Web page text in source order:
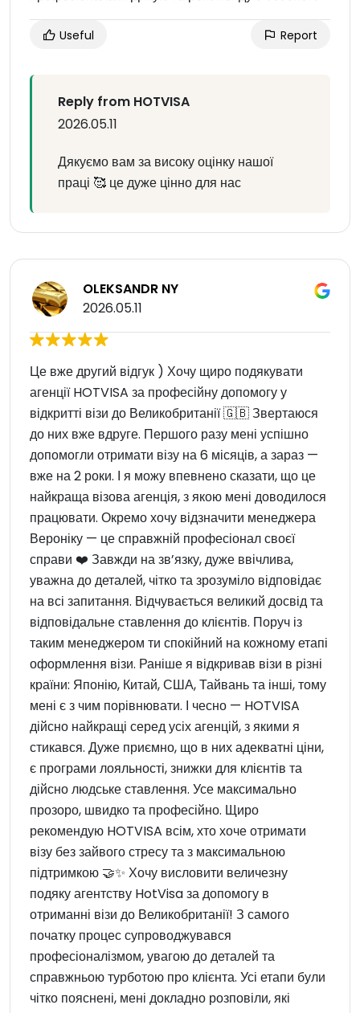
Useful Report
Reply from HOTVISA
2026.05.11
Дякуємо вам за високу оцінку нашої
праці 🥰 це дуже цінно для нас
OLEKSANDR NY
2026.05.11
Це вже другий відгук ) Хочу щиро подякувати
агенції HOTVISA за професійну допомогу у
відкритті візи до Великобританії 🇬🇧 Звертаюся
до них вже вдруге. Першого разу мені успішно
допомогли отримати візу на 6 місяців, а зараз —
вже на 2 роки. І я можу впевнено сказати, що це
найкраща візова агенція, з якою мені доводилося
працювати. Окремо хочу відзначити менеджера
Вероніку — це справжній професіонал своєї
справи ❤️ Завжди на зв’язку, дуже ввічлива,
уважна до деталей, чітко та зрозуміло відповідає
на всі запитання. Відчувається великий досвід та
відповідальне ставлення до клієнтів. Поруч із
таким менеджером ти спокійний на кожному етапі
оформлення візи. Раніше я відкривав візи в різні
країни: Японію, Китай, США, Тайвань та інші, тому
мені є з чим порівнювати. І чесно — HOTVISA
дійсно найкращі серед усіх агенцій, з якими я
стикався. Дуже приємно, що в них адекватні ціни,
є програми лояльності, знижки для клієнтів та
дійсно людське ставлення. Усе максимально
прозоро, швидко та професійно. Щиро
рекомендую HOTVISA всім, хто хоче отримати
візу без зайвого стресу та з максимальною
підтримкою 🤝✨ Хочу висловити величезну
подяку агентству HotVisa за допомогу в
отриманні візи до Великобританії! З самого
початку процес супроводжувався
професіоналізмом, увагою до деталей та
справжньою турботою про клієнта. Усі етапи були
чітко пояснені, мені докладно розповіли, які